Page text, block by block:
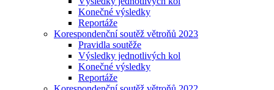
Konečné výsledky
Reportáže
Korespondenční soutěž větroňů 2023
Pravidla soutěže
Výsledky jednotlivých kol
Konečné výsledky
Reportáže